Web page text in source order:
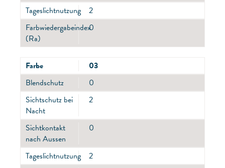
Tageslichtnutzung
2
Farbwiedergabeindex
(Ra)
0
Farbe
03
Blendschutz
0
Sichtschutz bei
Nacht
2
Sichtkontakt
nach Aussen
0
Tageslichtnutzung
2